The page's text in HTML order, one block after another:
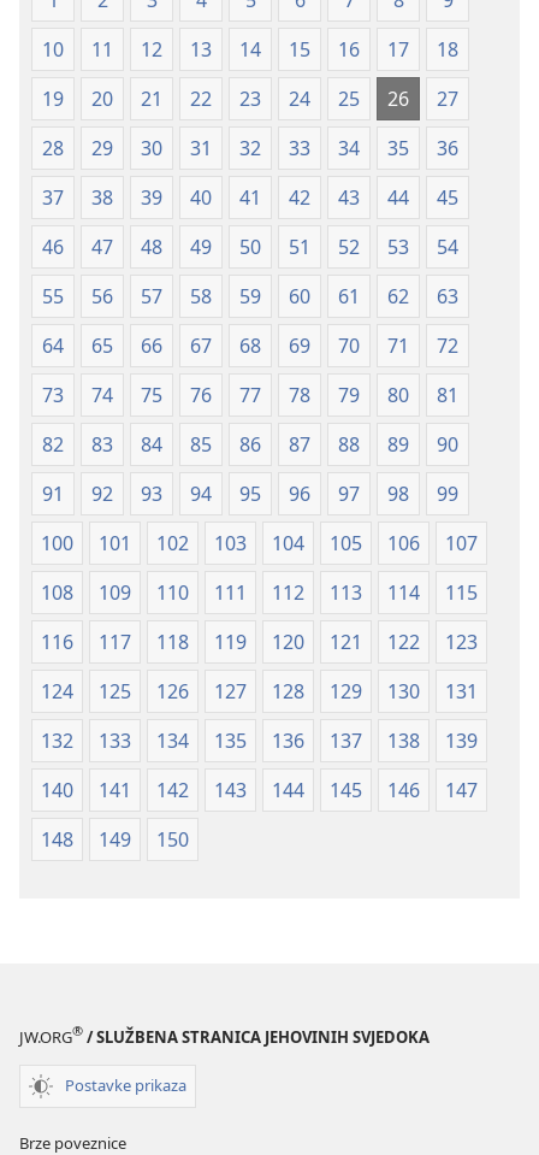
10
11 12 13 14 15 16 17
18
19
20 21 22 23 24 25 26
27
28
29 30 31 32 33 34 35
36
37
38 39 40 41 42 43 44
45
46
47 48 49 50 51 52 53
54
55
56 57 58 59 60 61 62
63
64
65 66 67 68 69 70 71
72
73
74 75 76 77 78 79 80
81
82
83 84 85 86 87 88 89
90
91
92 93 94 95 96 97 98
99
100
101 102 103 104 105 106
107
108
109 110 111 112 113 114
115
116
117 118 119 120 121 122
123
124
125 126 127 128 129 130
131
132
133 134 135 136 137 138
139
140
141 142 143 144 145 146
147
148
149 150
JW.ORG® / SLUŽBENA STRANICA JEHOVINIH SVJEDOKA
Postavke prikaza
Brze poveznice